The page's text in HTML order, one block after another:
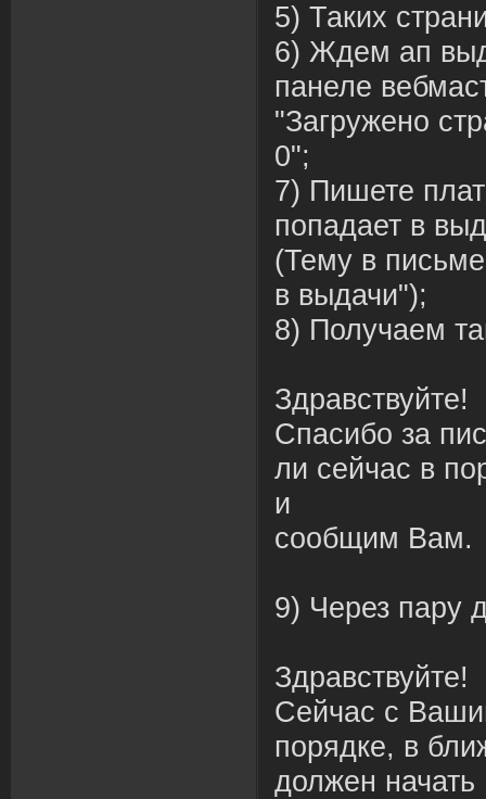
5) Таких
6) Ждем ап
панеле
"Загружено
0";
7) Пишете
попадает в
(Тему в
в выдачи");
8) Получаем
Здравствуйте!
Спасибо за
ли сейчас в
и
сообщим Вам.
9) Через пару
Здравствуйте!
Сейчас с
порядке, в
должен начать